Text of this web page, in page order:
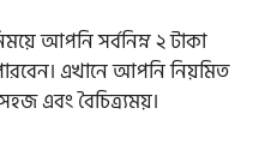
আপনি সর্বনিম্ন ২ টাকা
এখানে আপনি নিয়মিত
এবং বৈচিত্র্যময়।